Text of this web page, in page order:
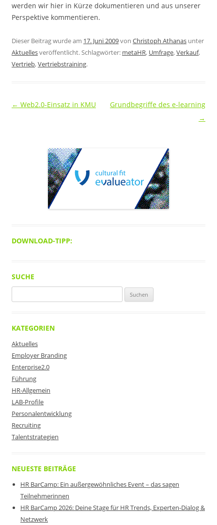
werden wir hier in Kürze dokumentieren und aus unserer
Perspektive kommentieren.
Dieser Beitrag wurde am 17. Juni 2009von Christoph Athanas unter
Aktuellesveröffentlicht. Schlagwörter: metaHR, Umfrage,Verkauf,
Vertrieb,Vertriebstraining.
Beitragsnavigation
← Web2.0-Einsatz in KMU
Grundbegriffe des e-learning
→
DOWNLOAD-TIPP:
SUCHE
nach:
KATEGORIEN
Aktuelles
Employer Branding
Enterprise2.0
Führung
HR-Allgemein
LAB-Profile
Personalentwicklung
Recruiting
Talentstrategien
NEUESTE BEITRÄGE
HR BarCamp: Ein außergewöhnliches Event – das sagen
Teilnehmerinnen
HR BarCamp 2026: Deine Stage für HR Trends, Experten-Dialog &
Netzwerk